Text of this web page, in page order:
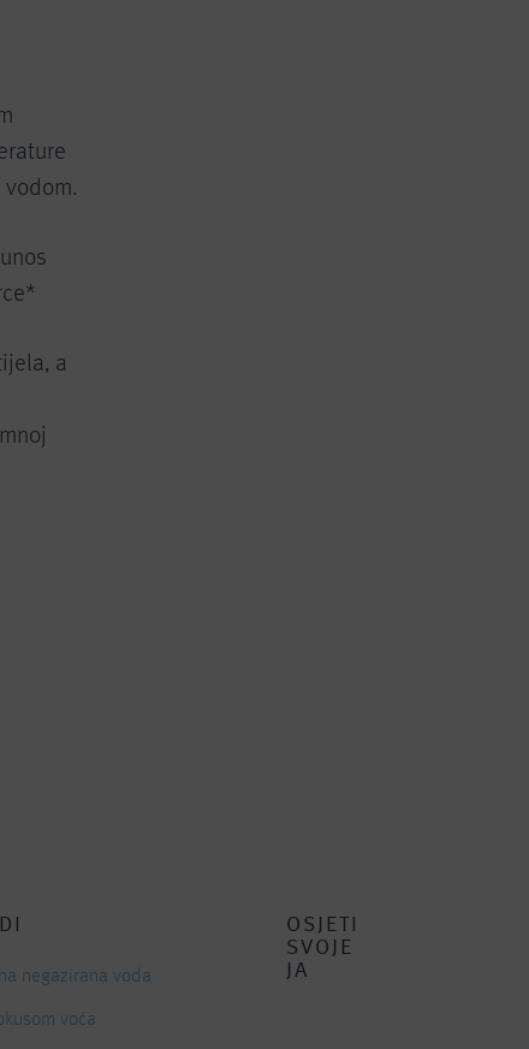
a
negazirana voda
voća
OSJETI
SVOJE
JA